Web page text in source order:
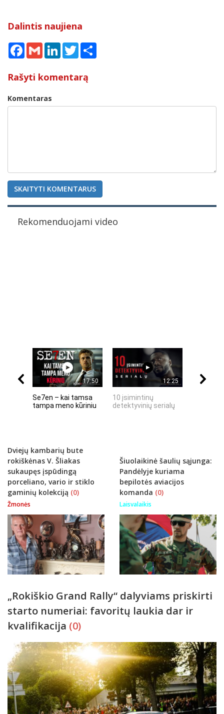
Dalintis naujiena
Facebook
Gmail LinkedInTwitter
Rašyti komentarą
Komentaras
SKAITYTI KOMENTARUS
Rekomenduojami video
17:50
Se7en – kai tamsa
tampa meno kūriniu
12:25
10 įsimintinų
detektyvinių serialų
Dviejų kambarių bute
rokiškėnas V. Šliakas
sukaupęs įspūdingą
porceliano, vario ir stiklo
gaminių kolekciją (0)
Žmonės
Šiuolaikinė šaulių sąjunga:
Pandėlyje kuriama
bepilotės aviacijos
komanda (0)
Laisvalaikis
„Rokiškio Grand Rally“ dalyviams priskirti
starto numeriai: favoritų laukia dar ir
kvalifikacija (0)